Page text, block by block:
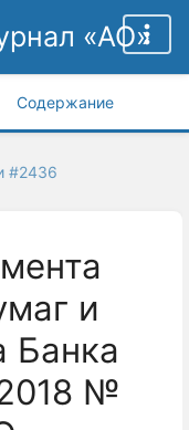
«АО»
Содержание
#2436
и
Банка
№